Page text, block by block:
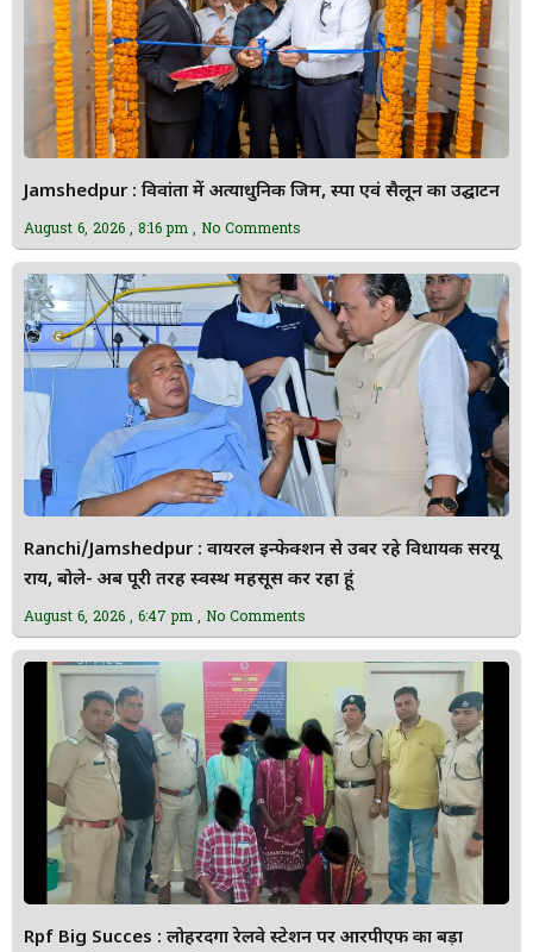
Jamshedpur : विवांता में अत्याधुनिक जिम, स्पा एवं सैलून का उद्घाटन
August 6, 2026 8:16 pm No Comments
Ranchi/Jamshedpur : वायरल इन्फेक्शन से उबर रहे विधायक सरयू
राय, बोले- अब पूरी तरह स्वस्थ महसूस कर रहा हूं
August 6, 2026 6:47 pm No Comments
Rpf Big Succes : लोहरदगा रेलवे स्टेशन पर आरपीएफ का बड़ा